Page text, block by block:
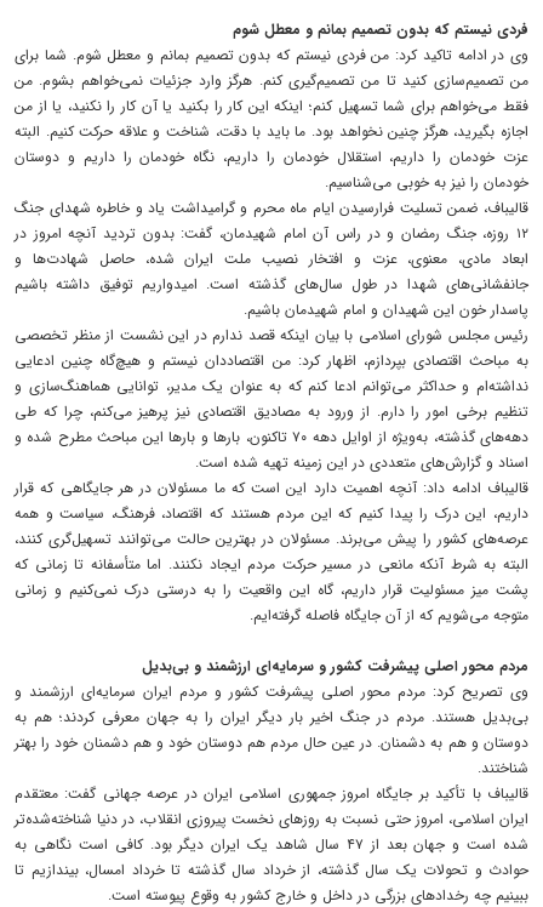
فردی نیستم که بدون تصمیم بمانم و معطل شوم
وی در ادامه تاکید کرد: من فردی نیستم که بدون تصمیم بمانم و معطل شوم. شما برای
من تصمیم‌سازی کنید تا من تصمیم‌گیری کنم. هرگز وارد جزئیات نمی‌خواهم بشوم. من
فقط می‌خواهم برای شما تسهیل کنم؛ اینکه این کار را بکنید یا آن کار را نکنید، یا از من
اجازه بگیرید، هرگز چنین نخواهد بود. ما باید با دقت، شناخت و علاقه حرکت کنیم. البته
عزت خودمان را داریم، استقلال خودمان را داریم، نگاه خودمان را داریم و دوستان
خودمان را نیز به خوبی می‌شناسیم.
قالیباف، ضمن تسلیت فرارسیدن ایام ماه محرم و گرامیداشت یاد و خاطره شهدای جنگ
۱۲ روزه، جنگ رمضان و در راس آن امام شهیدمان، گفت: بدون تردید آنچه امروز در
ابعاد مادی، معنوی، عزت و افتخار نصیب ملت ایران شده، حاصل شهادت‌ها و
جانفشانی‌های شهدا در طول سال‌های گذشته است. امیدواریم توفیق داشته باشیم
پاسدار خون این شهیدان و امام شهیدمان باشیم.
رئیس مجلس شورای اسلامی با بیان اینکه قصد ندارم در این نشست از منظر تخصصی
به مباحث اقتصادی بپردازم، اظهار کرد: من اقتصاددان نیستم و هیچ‌گاه چنین ادعایی
نداشته‌ام و حداکثر می‌توانم ادعا کنم که به عنوان یک مدیر، توانایی هماهنگ‌سازی و
تنظیم برخی امور را دارم. از ورود به مصادیق اقتصادی نیز پرهیز می‌کنم، چرا که طی
دهه‌های گذشته، به‌ویژه از اوایل دهه ۷۰ تاکنون، بارها و بارها این مباحث مطرح شده و
اسناد و گزارش‌های متعددی در این زمینه تهیه شده است.
قالیباف ادامه داد: آنچه اهمیت دارد این است که ما مسئولان در هر جایگاهی که قرار
داریم، این درک را پیدا کنیم که این مردم هستند که اقتصاد، فرهنگ، سیاست و همه
عرصه‌های کشور را پیش می‌برند. مسئولان در بهترین حالت می‌توانند تسهیل‌گری کنند،
البته به شرط آنکه مانعی در مسیر حرکت مردم ایجاد نکنند. اما متأسفانه تا زمانی که
پشت میز مسئولیت قرار داریم، گاه این واقعیت را به درستی درک نمی‌کنیم و زمانی
متوجه می‌شویم که از آن جایگاه فاصله گرفته‌ایم.
مردم محور اصلی پیشرفت کشور و سرمایه‌ای ارزشمند و بی‌بدیل‌
وی تصریح کرد: مردم محور اصلی پیشرفت کشور و مردم ایران سرمایه‌ای ارزشمند و
بی‌بدیل‌ هستند. مردم در جنگ اخیر بار دیگر ایران را به جهان معرفی کردند؛ هم به
دوستان و هم به دشمنان. در عین حال مردم هم دوستان خود و هم دشمنان خود را بهتر
شناختند.
قالیباف با تأکید بر جایگاه امروز جمهوری اسلامی ایران در عرصه جهانی گفت: معتقدم
ایران اسلامی، امروز حتی نسبت به روزهای نخست پیروزی انقلاب، در دنیا شناخته‌شده‌تر
شده است و جهان بعد از ۴۷ سال شاهد یک ایران دیگر بود. کافی است نگاهی به
حوادث و تحولات یک سال گذشته، از خرداد سال گذشته تا خرداد امسال، بیندازیم تا
ببینیم چه رخدادهای بزرگی در داخل و خارج کشور به وقوع پیوسته است.